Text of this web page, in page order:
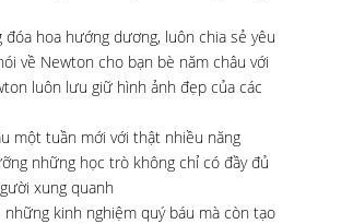
hoa hướng dương, luôn chia sẻ yêu
về Newton cho bạn bè năm châu với
luôn lưu giữ hình ảnh đẹp của các
một tuần mới với thật nhiều năng
những học trò không chỉ có đầy đủ
xung quanh
kinh nghiệm quý báu mà còn tạo